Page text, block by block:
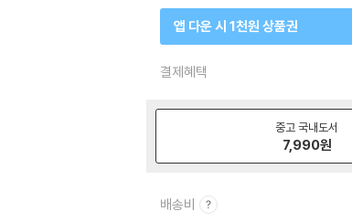
앱 다운 시 1천원 상품권
결제혜택
중고 국내도서
7,990원
배송비